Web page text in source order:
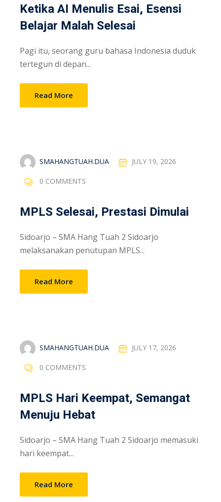
Ketika AI Menulis Esai, Esensi
Belajar Malah Selesai
Pagi itu, seorang guru bahasa Indonesia duduk
tertegun di depan...
Read More
SMAHANGTUAH.DUA JULY 19, 2026
0 COMMENTS
MPLS Selesai, Prestasi Dimulai
Sidoarjo – SMA Hang Tuah 2 Sidoarjo
melaksanakan penutupan MPLS...
Read More
SMAHANGTUAH.DUA JULY 17, 2026
0 COMMENTS
MPLS Hari Keempat, Semangat
Menuju Hebat
Sidoarjo – SMA Hang Tuah 2 Sidoarjo memasuki
hari keempat...
Read More